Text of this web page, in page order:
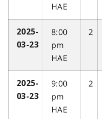
HAE
2025-
03-23
8:00
pm
HAE
2
2025-
03-23
9:00
pm
HAE
2